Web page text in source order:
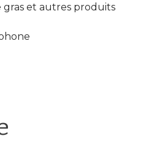
et autres produits